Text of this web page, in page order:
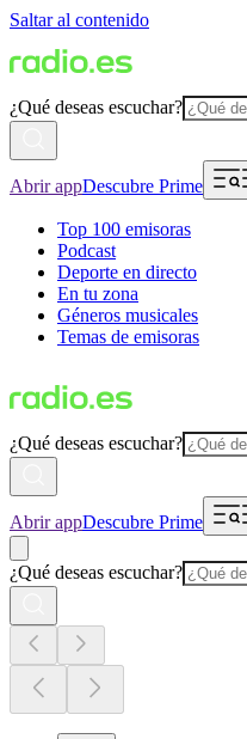
Saltar al contenido
¿Qué deseas escuchar?
Abrir appDescubre Prime
Top 100 emisoras
Podcast
Deporte en directo
En tu zona
Géneros musicales
Temas de emisoras
¿Qué deseas escuchar?
Abrir appDescubre Prime
¿Qué deseas escuchar?